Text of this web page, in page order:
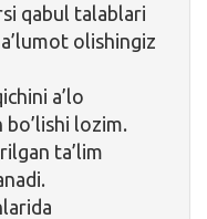
qabul talablari
olishingiz
a’lo
lozim.
ta’lim